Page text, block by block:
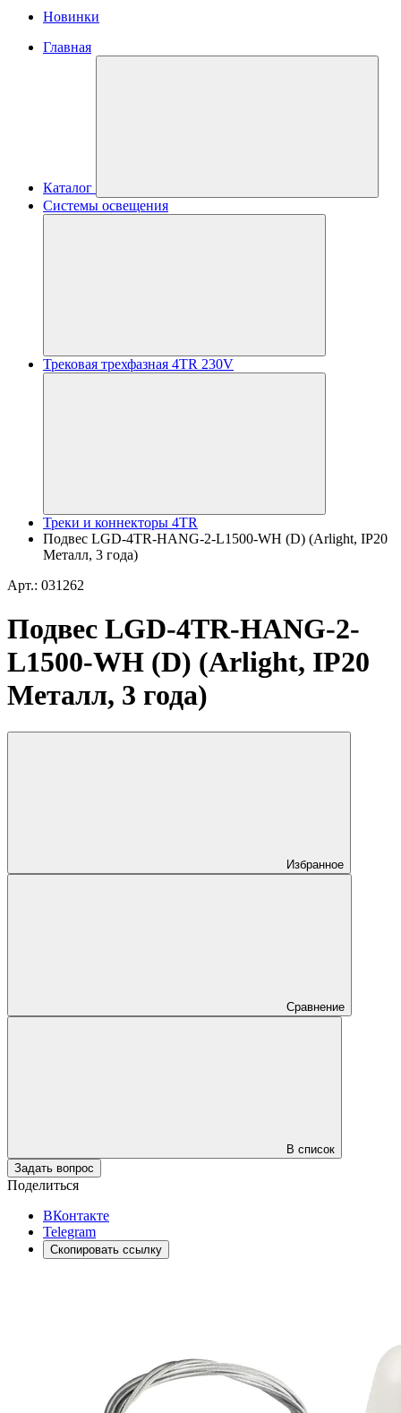
Новинки
Главная
Каталог
Системы освещения
Трековая трехфазная 4TR 230V
Треки и коннекторы 4TR
Подвес LGD-4TR-HANG-2-L1500-WH (D) (Arlight, IP20
Металл, 3 года)
Арт.: 031262
Подвес LGD-4TR-HANG-2-
L1500-WH (D) (Arlight, IP20
Металл, 3 года)
Избранное
Сравнение
В список
Задать вопрос
Поделиться
ВКонтакте
Telegram
Скопировать ссылку